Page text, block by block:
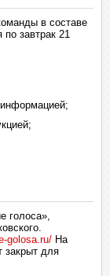
в составе
завтрак 21
голоса»,
golosa.ru/ На
закрыт для